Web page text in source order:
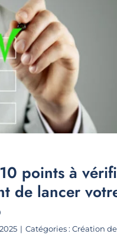
points à
de lancer
| Catégories : Création